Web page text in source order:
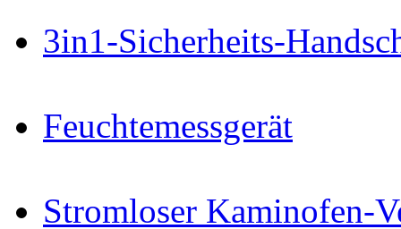
3in1-Sicherheits-
Feuchtemessgerät
Stromloser Kaminofen-